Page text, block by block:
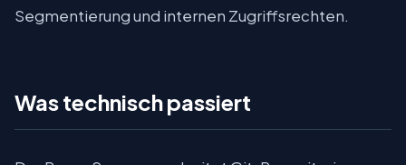
Segmentierung und internen Zugriffsrechten.
Was technisch passiert